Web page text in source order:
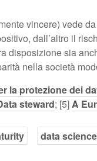
vincere) vede
dall’altro il
disposizione sia
nella società
la protezione dei
steward; [5] A
data science